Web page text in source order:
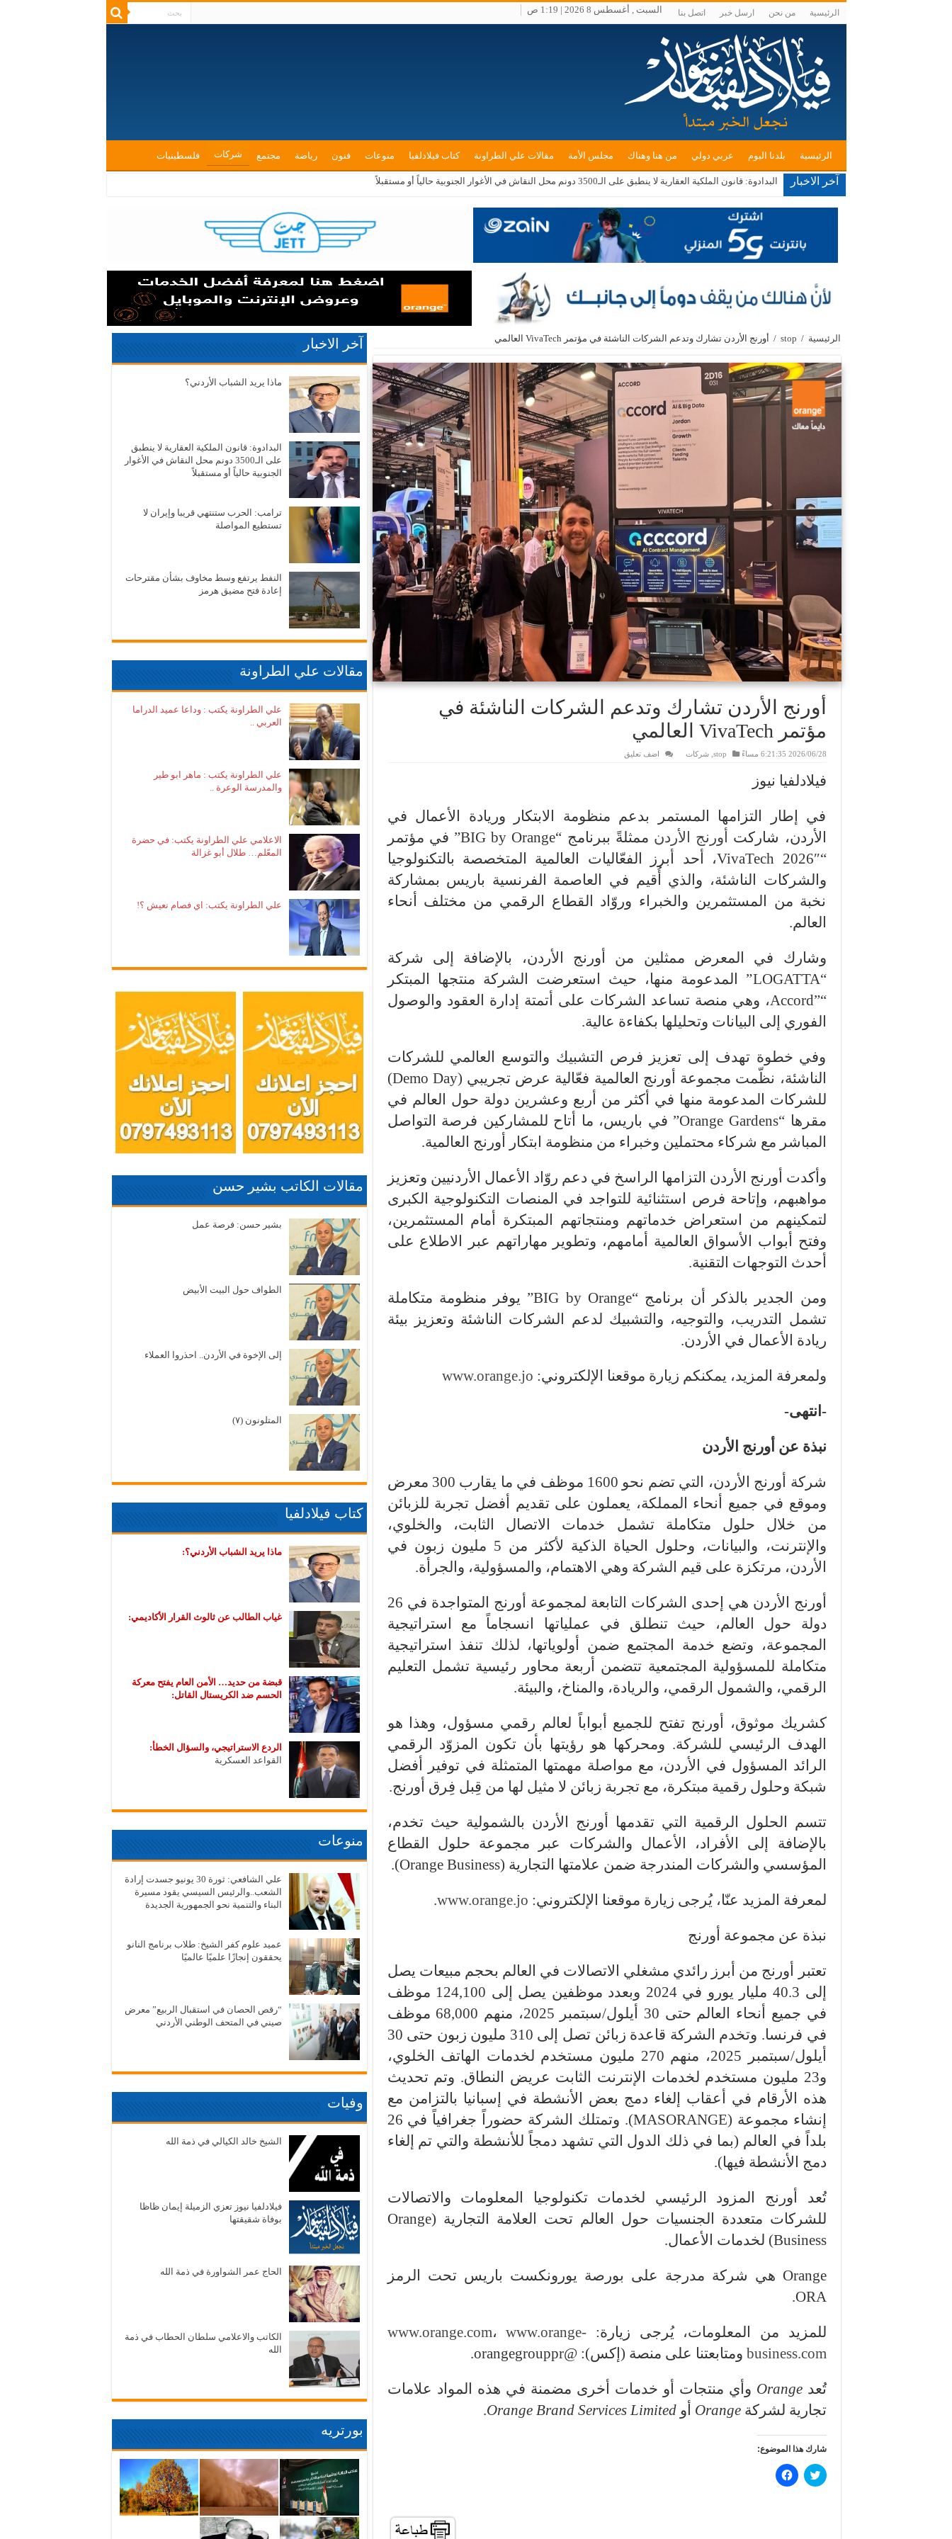
الرئيسية من نحن ارسل خبر اتصل بنا السبت , أغسطس 8 2026 | 1:19 ص
الرئيسية بلدنا اليوم عربي دولي من هنا وهناك مجلس الأمة مقالات علي الطراونة كتاب فيلادلفيا منوعات فنون رياضة مجتمع شركات فلسطينيات
آخر الاخبار البدادوة: قانون الملكية العقارية لا ينطبق على الـ3500 دونم محل النقاش في الأغوار الجنوبية حالياً أو مستقبلاً
الرئيسية /
stop
/ أورنج الأردن تشارك وتدعم الشركات الناشئة في مؤتمر VivaTech العالمي
أورنج الأردن تشارك وتدعم الشركات الناشئة في
مؤتمر VivaTech العالمي
2026/06/28 6:21:35 مساءً stop
,شركات اضف تعليق
فيلادلفيا نيوز
في إطار التزامها المستمر بدعم منظومة الابتكار وريادة الأعمال في
الأردن، شاركت
أورنج الأردن
ممثلةً ببرنامج “BIG by Orange” في مؤتمر
“VivaTech 2026″، أحد أبرز الفعّاليات العالمية المتخصصة بالتكنولوجيا
والشركات الناشئة، والذي أُقيم في العاصمة الفرنسية باريس بمشاركة
نخبة من المستثمرين والخبراء وروّاد القطاع الرقمي من مختلف أنحاء
العالم.
وشارك في المعرض ممثلين من أورنج الأردن، بالإضافة إلى شركة
“LOGATTA” المدعومة منها، حيث استعرضت الشركة منتجها المبتكر
“”Accord، وهي منصة تساعد الشركات على أتمتة إدارة العقود والوصول
الفوري إلى البيانات وتحليلها بكفاءة عالية.
وفي خطوة تهدف إلى تعزيز فرص التشبيك والتوسع العالمي للشركات
الناشئة، نظّمت مجموعة أورنج العالمية فعّالية عرض تجريبي (Demo Day)
للشركات المدعومة منها في أكثر من أربع وعشرين دولة حول العالم في
مقرها “Orange Gardens” في باريس، ما أتاح للمشاركين فرصة التواصل
المباشر مع شركاء محتملين وخبراء من منظومة ابتكار أورنج العالمية.
وأكدت أورنج الأردن التزامها الراسخ في دعم روّاد الأعمال الأردنيين وتعزيز
مواهبهم، وإتاحة فرص استثنائية للتواجد في المنصات التكنولوجية الكبرى
لتمكينهم من استعراض خدماتهم ومنتجاتهم المبتكرة أمام المستثمرين،
وفتح أبواب الأسواق العالمية أمامهم، وتطوير مهاراتهم عبر الاطلاع على
أحدث التوجهات التقنية.
ومن الجدير بالذكر أن برنامج “BIG by Orange” يوفر منظومة متكاملة
تشمل التدريب، والتوجيه، والتشبيك لدعم الشركات الناشئة وتعزيز بيئة
ريادة الأعمال في الأردن.
ولمعرفة المزيد، يمكنكم زيارة موقعنا الإلكتروني: www.orange.jo
-انتهى-
نبذة عن أورنج الأردن
شركة أورنج الأردن
، التي تضم نحو 1600 موظف في ما يقارب 300 معرض
وموقع في جميع أنحاء المملكة، يعملون على تقديم أفضل تجربة للزبائن
من خلال حلول متكاملة تشمل خدمات الاتصال الثابت، والخلوي،
والإنترنت، والبيانات، وحلول الحياة الذكية لأكثر من 5 مليون زبون في
الأردن، مرتكزة على قيم الشركة وهي الاهتمام، والمسؤولية، والجرأة.
أورنج الأردن هي إحدى الشركات التابعة لمجموعة أورنج
المتواجدة في 26
دولة حول العالم، حيث تنطلق في عملياتها انسجاماً مع استراتيجية
المجموعة، وتضع خدمة المجتمع ضمن أولوياتها، لذلك تنفذ استراتيجية
متكاملة للمسؤولية المجتمعية تتضمن أربعة محاور رئيسية تشمل التعليم
الرقمي، والشمول الرقمي، والريادة، والمناخ، والبيئة.
كشريك موثوق، أورنج تفتح للجميع أبواباً لعالم رقمي مسؤول، وهذا هو
الهدف الرئيسي للشركة. ومحركها هو رؤيتها بأن تكون المزوّد الرقمي
الرائد المسؤول في الأردن، مع مواصلة مهمتها المتمثلة في توفير أفضل
شبكة وحلول رقمية مبتكرة، مع تجربة زبائن لا مثيل لها من قِبل فِرق أورنج.
تتسم الحلول الرقمية التي تقدمها أورنج الأردن بالشمولية حيث تخدم،
بالإضافة إلى الأفراد، الأعمال والشركات عبر مجموعة حلول القطاع
المؤسسي والشركات المندرجة ضمن علامتها التجارية (Orange Business)
.
لمعرفة المزيد عنّا، يُرجى زيارة موقعنا الإلكتروني: www.orange.jo
.
نبذة عن مجموعة أورنج
تعتبر أورنج من أبرز رائدي مشغلي الاتصالات في العالم بحجم مبيعات يصل
إلى 40.3 مليار يورو في 2024 وبعدد موظفين يصل إلى 124,100 موظف
في جميع أنحاء العالم حتى 30 أيلول/سبتمبر 2025، منهم 68,000 موظف
في فرنسا. وتخدم الشركة قاعدة زبائن تصل إلى 310 مليون زبون حتى 30
أيلول/سبتمبر 2025، منهم 270 مليون مستخدم لخدمات الهاتف الخلوي،
و23 مليون مستخدم لخدمات الإنترنت الثابت عريض النطاق. وتم تحديث
هذه الأرقام في أعقاب إلغاء دمج بعض الأنشطة في إسبانيا بالتزامن مع
إنشاء مجموعة (MASORANGE)
. وتمتلك الشركة حضوراً جغرافياً في 26
بلداً في العالم (بما في ذلك الدول التي تشهد دمجاً للأنشطة والتي تم إلغاء
دمج الأنشطة فيها).
تُعد أورنج المزود الرئيسي لخدمات تكنولوجيا المعلومات والاتصالات
للشركات متعددة الجنسيات حول العالم تحت العلامة التجارية
(Orange
Business) لخدمات الأعمال.
Orange هي شركة مدرجة على بورصة يورونكست باريس تحت الرمز
ORA.
للمزيد من المعلومات، يُرجى زيارة: www.orange.com،www.orange-
business.com ومتابعتنا على منصة (إكس): @orangegrouppr.
تُعدOrange وأي منتجات أو خدمات أخرى مضمنة في هذه المواد علامات
تجارية لشركةOrange أو Orange Brand Services Limited
.
شارك هذا الموضوع:
ا
ض
ا
ن
آخر الاخبار
ماذا يريد الشباب الأردني؟
البدادوة: قانون الملكية العقارية لا ينطبق
على الـ3500 دونم محل النقاش في الأغوار
الجنوبية حالياً أو مستقبلاً
ترامب: الحرب ستنتهي قريبا وإيران لا
تستطيع المواصلة
النفط يرتفع وسط مخاوف بشأن مقترحات
إعادة فتح مضيق هرمز
مقالات علي الطراونة
علي الطراونة يكتب : وداعا عميد الدراما
العربي ..
علي الطراونة يكتب : ماهر ابو طير
والمدرسة الوعرة ..
الاعلامي علي الطراونة يكتب: في حضرة
المعّلم… طلال أبو غزالة
علي الطراونة يكتب: اي فصام نعيش ؟!
مقالات الكاتب بشير حسن
بشير حسن: فرصة عمل
الطواف حول البيت الأبيض
إلى الإخوة في الأردن.. احذروا العملاء
المتلونون (٧)
كتاب فيلادلفيا
ماذا يريد الشباب الأردني؟:
غياب الطالب عن ثالوث القرار الأكاديمي:
قبضة من حديد… الأمن العام يفتح معركة
الحسم ضد الكريستال القاتل:
الردع الاستراتيجي، والسؤال الخطأ:
القواعد العسكرية
منوعات
علي الشافعي: ثورة 30 يونيو جسدت إرادة
الشعب..والرئيس السيسي يقود مسيرة
البناء والتنمية نحو الجمهورية الجديدة
عميد علوم كفر الشيخ: طلاب برنامج النانو
يحققون إنجازًا علميًا عالميًا
“رقص الحصان في استقبال الربيع” معرض
صيني في المتحف الوطني الأردني
وفيات
الشيخ خالد الكيالي في ذمة الله
فيلادلفيا نيوز تعزي الزميلة إيمان ظاظا
بوفاة شقيقتها
الحاج عمر الشواورة في ذمة الله
الكاتب والاعلامي سلطان الحطاب في ذمة
الله
بورتريه